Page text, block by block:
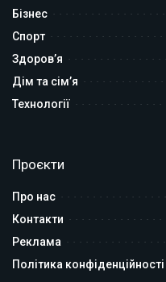
Бізнес
Спорт
Здоров’я
Дім та сім’я
Технології
Проєкти
Про нас
Контакти
Реклама
Політика конфіденційності